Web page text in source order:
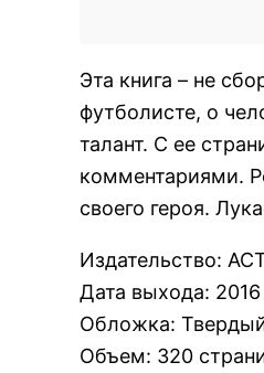
Эта книга – не
футболисте, о
талант. С ее
комментариями.
своего героя.
Издательство:
Дата выхода: 2016
Обложка:
Объем: 320